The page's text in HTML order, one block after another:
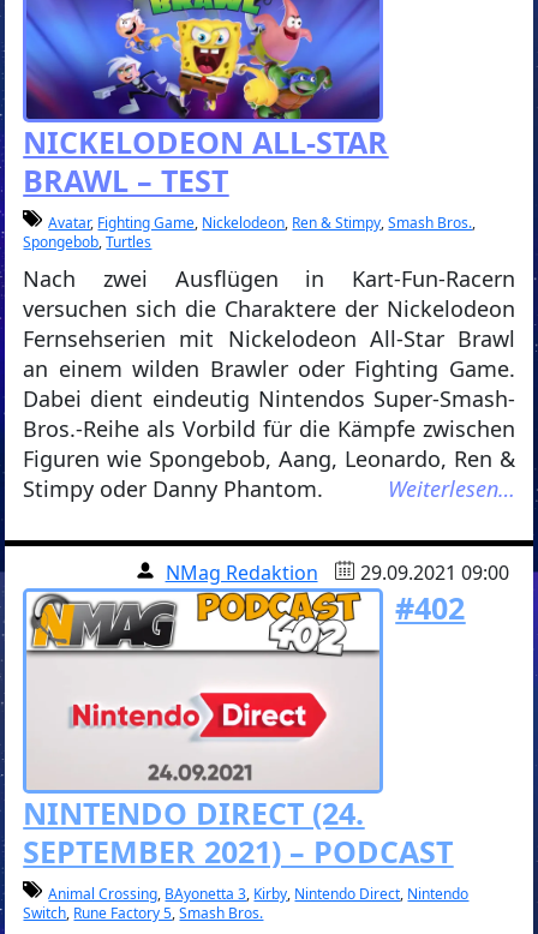
NICKELODEON ALL-STAR
BRAWL – TEST
Avatar, Fighting Game, Nickelodeon, Ren & Stimpy,Smash Bros.,
Spongebob,Turtles
Nach zwei Ausflügen in Kart-Fun-Racern
versuchen sich die Charaktere der Nickelodeon
Fernsehserien mit Nickelodeon All-Star Brawl
an einem wilden Brawler oder Fighting Game.
Dabei dient eindeutig Nintendos Super-Smash-
Bros.-Reihe als Vorbild für die Kämpfe zwischen
Figuren wie Spongebob, Aang, Leonardo, Ren &
Stimpy oder Danny Phantom.
Weiterlesen…
NMag Redaktion 29.09.2021 09:00
#402
NINTENDO DIRECT (24.
SEPTEMBER 2021) – PODCAST
Animal Crossing, BAyonetta 3, Kirby, Nintendo Direct, Nintendo
Switch, Rune Factory 5,Smash Bros.